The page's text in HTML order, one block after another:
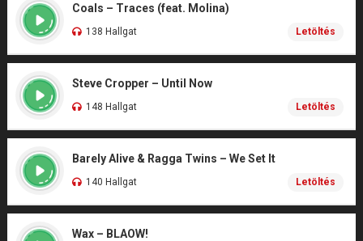
Coals – Traces (feat. Molina)
138 Hallgat Letöltés
Steve Cropper – Until Now
148 Hallgat Letöltés
Barely Alive & Ragga Twins – We Set It
140 Hallgat Letöltés
Wax – BLAOW!